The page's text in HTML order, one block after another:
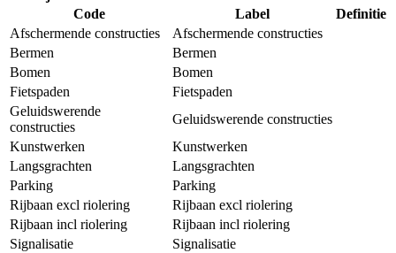
Code
Label
Definitie
Afschermende constructies
Afschermende constructies
Bermen
Bermen
Bomen
Bomen
Fietspaden
Fietspaden
Geluidswerende
constructies
Geluidswerende constructies
Kunstwerken
Kunstwerken
Langsgrachten
Langsgrachten
Parking
Parking
Rijbaan excl riolering
Rijbaan excl riolering
Rijbaan incl riolering
Rijbaan incl riolering
Signalisatie
Signalisatie